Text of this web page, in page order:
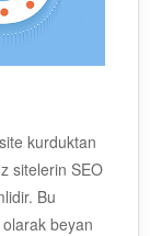
kurduktan
sitelerin SEO
Bu
beyan